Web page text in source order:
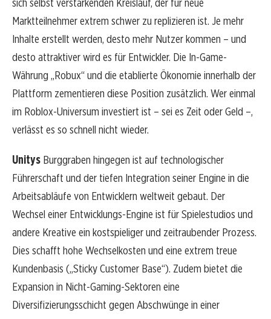
sich selbst verstärkenden Kreislauf, der für neue
Marktteilnehmer extrem schwer zu replizieren ist. Je mehr
Inhalte erstellt werden, desto mehr Nutzer kommen – und
desto attraktiver wird es für Entwickler. Die In-Game-
Währung „Robux“ und die etablierte Ökonomie innerhalb der
Plattform zementieren diese Position zusätzlich. Wer einmal
im Roblox-Universum investiert ist – sei es Zeit oder Geld –,
verlässt es so schnell nicht wieder.
Unitys Burggraben hingegen ist auf technologischer
Führerschaft und der tiefen Integration seiner Engine in die
Arbeitsabläufe von Entwicklern weltweit gebaut. Der
Wechsel einer Entwicklungs-Engine ist für Spielestudios und
andere Kreative ein kostspieliger und zeitraubender Prozess.
Dies schafft hohe Wechselkosten und eine extrem treue
Kundenbasis („Sticky Customer Base“). Zudem bietet die
Expansion in Nicht-Gaming-Sektoren eine
Diversifizierungsschicht gegen Abschwünge in einer